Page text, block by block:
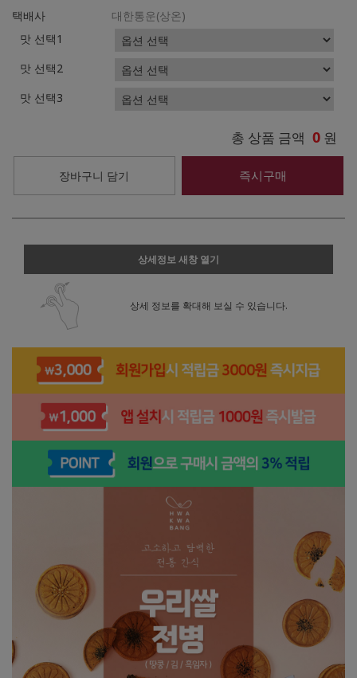
택배사
대한통운(상온)
맛 선택1
맛 선택2
맛 선택3
총 상품 금액 0 원
장바구니 담기 즉시구매
상세정보 새창 열기
상세 정보를 확대해 보실 수 있습니다.